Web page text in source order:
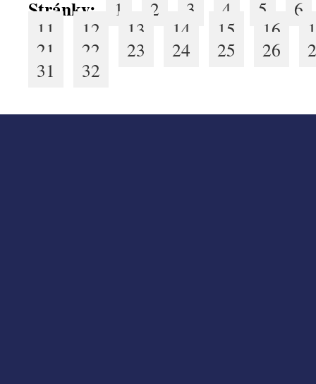
Stránky: 1 2 3 4 5
6
11
12 13 14 15 16
21
22 23 24 25 26
31
32